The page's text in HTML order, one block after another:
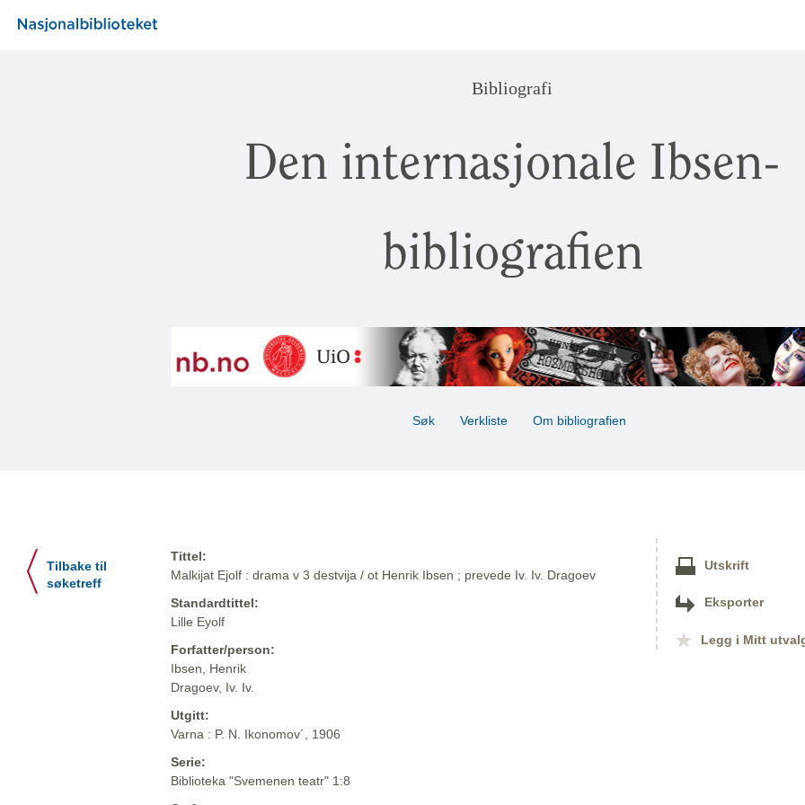
Bibliografi
Den internasjonale Ibsen-
bibliografien
Søk Verkliste Om bibliografien
Tilbake til
søketreff
Tittel:
Malkijat Ejolf : drama v 3 destvija / ot Henrik Ibsen ; prevede Iv. Iv. Dragoev
Standardtittel:
Lille Eyolf
Forfatter/person:
Ibsen, Henrik
Dragoev, Iv. Iv.
Utgitt:
Varna : P. N. Ikonomov´, 1906
Serie:
Biblioteka "Svemenen teatr" 1:8
Utskrift
Eksporter
Legg i Mitt